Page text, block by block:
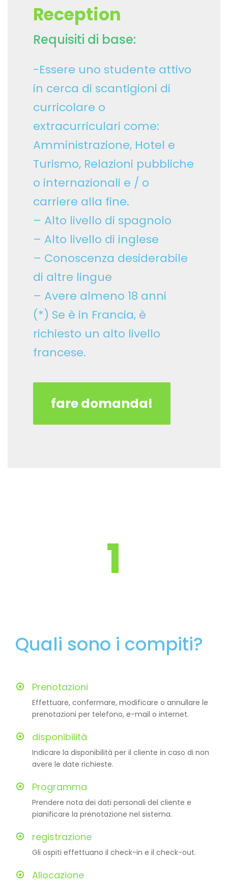
Reception
Requisiti di base:
-Essere uno studente attivo
in cerca di scantigioni di
curricolare o
extracurriculari come:
Amministrazione, Hotel e
Turismo, Relazioni pubbliche
o internazionali e / o
carriere alla fine.
– Alto livello di spagnolo
– Alto livello di inglese
– Conoscenza desiderabile
di altre lingue
– Avere almeno 18 anni
(*) Se è in Francia, è
richiesto un alto livello
francese.
fare domanda!
1
Quali sono i compiti?
Prenotazioni
Effettuare, confermare, modificare o annullare le
prenotazioni per telefono, e-mail o internet.
disponibilità
Indicare la disponibilità per il cliente in caso di non
avere le date richieste.
Programma
Prendere nota dei dati personali del cliente e
pianificare la prenotazione nel sistema.
registrazione
Gli ospiti effettuano il check-in e il check-out.
Allocazione